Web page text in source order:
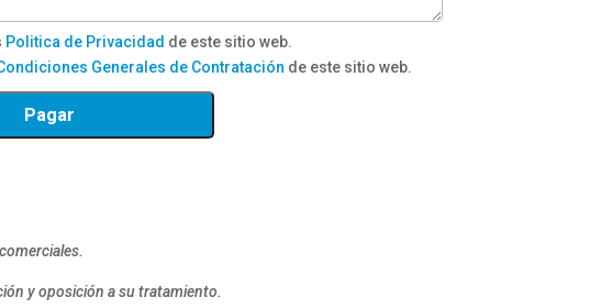
Politica de Privacidad de este sitio web.
Generales de Contratación de este sitio web.
y oposición a su tratamiento.